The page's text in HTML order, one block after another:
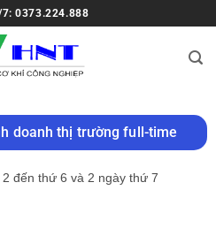
0373.224.888
doanh thị trường full-time
đến thứ 6 và 2 ngày thứ 7